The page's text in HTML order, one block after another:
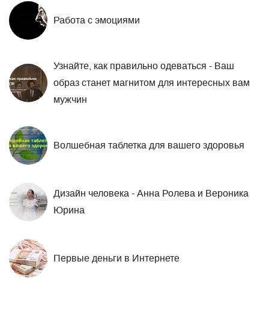
Работа с эмоциями
Узнайте, как правильно одеваться - Ваш
образ станет магнитом для интересных вам
мужчин
Волшебная таблетка для вашего здоровья
Дизайн человека - Анна Ролева и Вероника
Юрина
Первые деньги в Интернете